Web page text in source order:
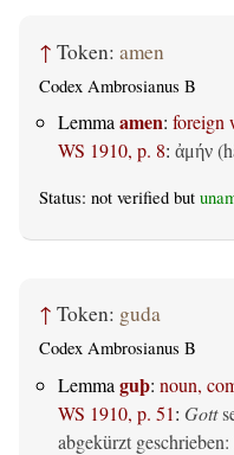
↑ Token: amen
Codex Ambrosianus B
Lemmaamen: foreign
WS 1910, p. 8: ἀμήν
Status: not verified but
↑ Token: guda
Codex Ambrosianus B
Lemma guþ: noun,
WS 1910, p. 51: Gott
abgekürzt